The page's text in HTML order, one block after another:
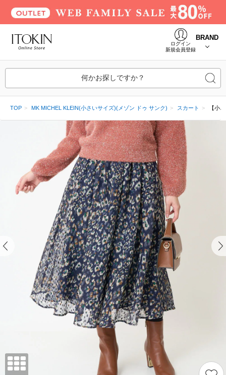
ログイン
新規会員登録
BRAND
何かお探しですか？
TOP MK MICHEL KLEIN(小さいサイズ)(メゾン ドゥ サンク) スカート 【小